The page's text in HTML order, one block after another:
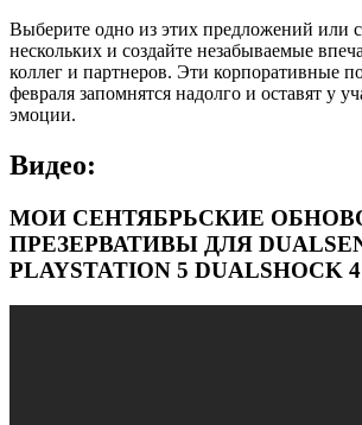
Выберите одно из этих предложений или
нескольких и создайте незабываемые
коллег и партнеров. Эти корпоративные
февраля запомнятся надолго и оставят у
эмоции.
Видео:
МОИ СЕНТЯБРЬСКИЕ
ПРЕЗЕРВАТИВЫ ДЛЯ
PLAYSTATION 5 DUALSHOCK 4